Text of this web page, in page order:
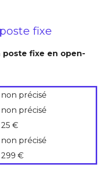
fixe
poste fixe en open-
non précisé
non précisé
25 €
non précisé
299 €